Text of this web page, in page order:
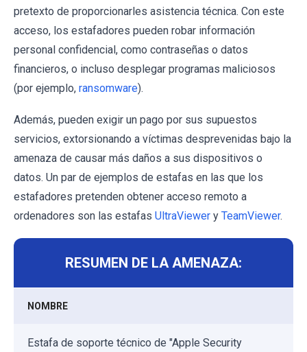
pretexto de proporcionarles asistencia técnica. Con este
acceso, los estafadores pueden robar información
personal confidencial, como contraseñas o datos
financieros, o incluso desplegar programas maliciosos
(por ejemplo, ransomware).
Además, pueden exigir un pago por sus supuestos
servicios, extorsionando a víctimas desprevenidas bajo la
amenaza de causar más daños a sus dispositivos o
datos. Un par de ejemplos de estafas en las que los
estafadores pretenden obtener acceso remoto a
ordenadores son las estafas UltraViewer y TeamViewer.
RESUMEN DE LA AMENAZA:
NOMBRE
Estafa de soporte técnico de "Apple Security